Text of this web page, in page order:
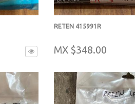
RETEN 415991R
MX $348.00